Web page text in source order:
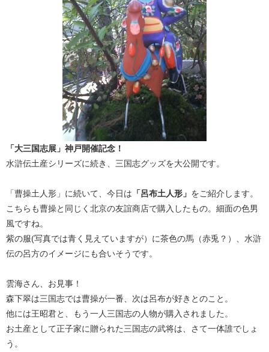
「大三国志展」神戸開催記念！
水滸伝土産シリーズに続き、三国志グッズを大公開です。
「曹操土人形」に続いて、今日は 「呂布土人形」 をご紹介します。
こちらも曹操と同じく北京の友誼商店で購入したもの。細面の色男
風ですね。
紫の服(写真では青く見えていますが）に茶色の馬（赤兎？）、水滸
伝の呂方のイメージにも合いそうです。
雲海さん、お見事！
森下翠は三国志では曹操が一番、次は呂布が好きとのこと。
他には王昭君と、もう一人三国志の人物が購入されました。
お土産として正子家に贈られた三国志の武将は、さて一体誰でしょ
う。